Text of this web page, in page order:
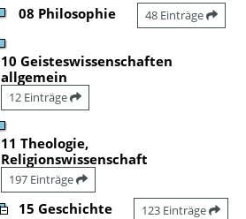
08 Philosophie 48 Einträge
10 Geisteswissenschaften
allgemein
12 Einträge
11 Theologie,
Religionswissenschaft
197 Einträge
15 Geschichte 123 Einträge